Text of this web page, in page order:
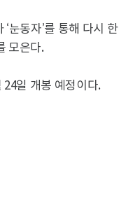
눈동자’를 통해 다시 한
모은다.
24일 개봉 예정이다.